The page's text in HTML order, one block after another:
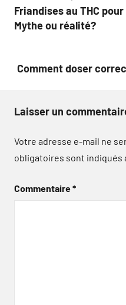
de
Friandises au THC
Mythe ou réalité?
Comment doser
Laisser un
Votre adresse e-mail ne
obligatoires sont indiqués
Commentaire*